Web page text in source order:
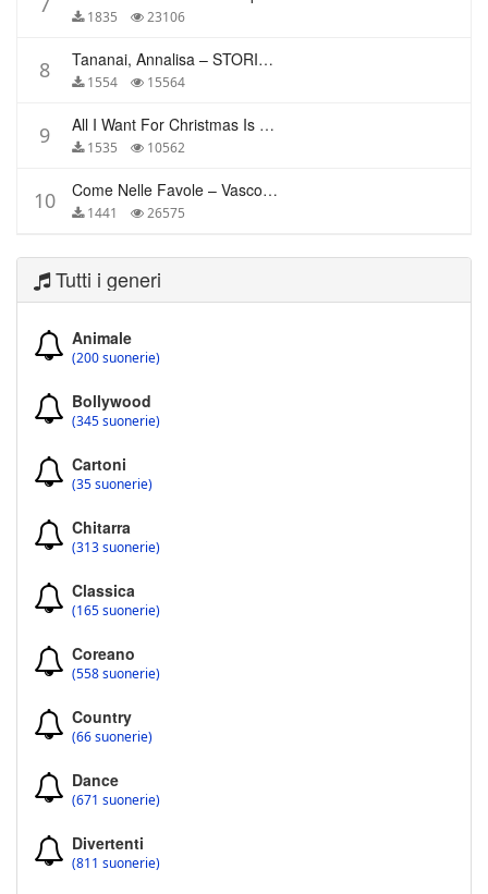
1835 23106
8 Tananai, Annalisa – STORIE BREVI
1554 15564
9 All I Want For Christmas Is You – Mariah Carey
1535 10562
10 Come Nelle Favole – Vasco Rossi
1441 26575
Tutti i generi
Animale
(200 suonerie)
Bollywood
(345 suonerie)
Cartoni
(35 suonerie)
Chitarra
(313 suonerie)
Classica
(165 suonerie)
Coreano
(558 suonerie)
Country
(66 suonerie)
Dance
(671 suonerie)
Divertenti
(811 suonerie)